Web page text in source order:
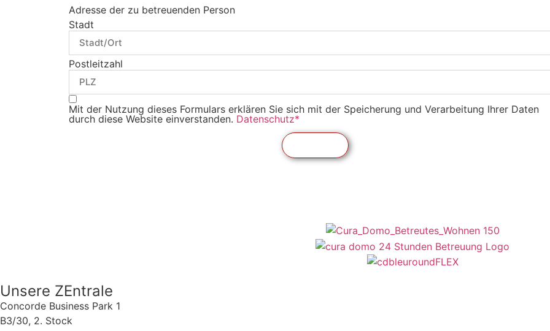
Adresse der zu betreuenden Person
Stadt
Postleitzahl
Mit der Nutzung dieses Formulars erklären Sie sich mit der Speicherung und Verarbeitung Ihrer Daten
durch diese Website einverstanden. Datenschutz*
Unsere ZEntrale
Concorde Business Park 1
B3/30, 2. Stock